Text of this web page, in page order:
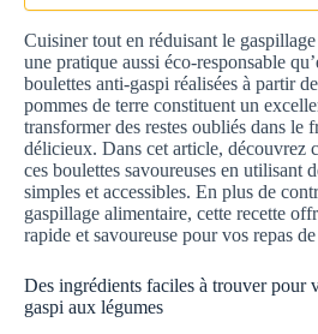
Cuisiner tout en réduisant le
une pratique aussi éco-responsable
boulettes anti-gaspi réalisées à partir
pommes de terre constituent un
transformer des restes oubliés dans le
délicieux. Dans cet article, découvrez
ces boulettes savoureuses en utilisant
simples et accessibles. En plus de
gaspillage alimentaire, cette recette
rapide et savoureuse pour vos repas
Des ingrédients faciles à trouver pour
gaspi aux légumes